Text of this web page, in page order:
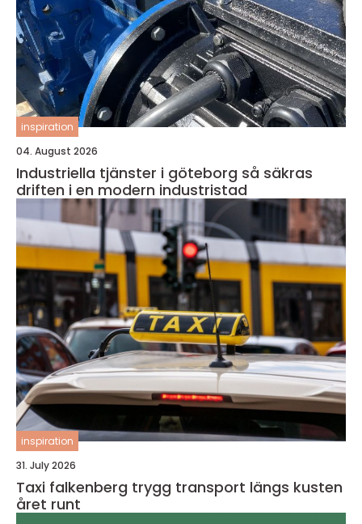
inspiration
04. August 2026
Industriella tjänster i göteborg så säkras
driften i en modern industristad
inspiration
31. July 2026
Taxi falkenberg trygg transport längs kusten
året runt